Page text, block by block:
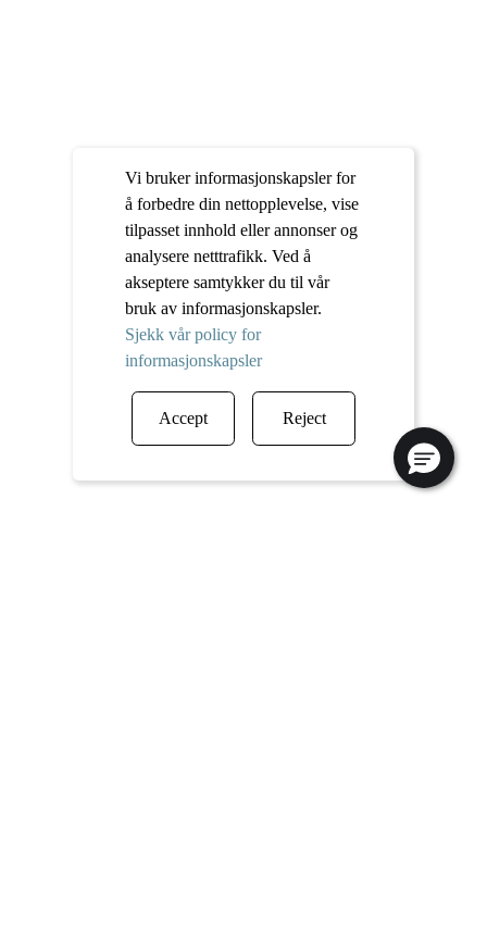
Vi bruker informasjonskapsler for
å forbedre din nettopplevelse, vise
tilpasset innhold eller annonser og
analysere netttrafikk. Ved å
akseptere samtykker du til vår
bruk av informasjonskapsler.
Sjekk vår policy for
informasjonskapsler
Accept Reject